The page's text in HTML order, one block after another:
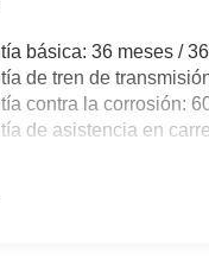
básica: 36 meses /
de tren de
contra la corrosión:
de asistencia en